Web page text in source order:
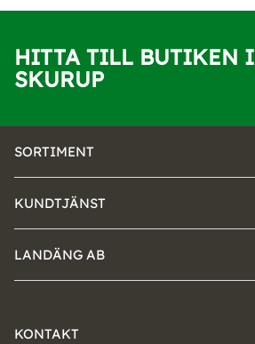
HITTA TILL BUTIKEN I
SKURUP
SORTIMENT
KUNDTJÄNST
LANDÄNG AB
KONTAKT